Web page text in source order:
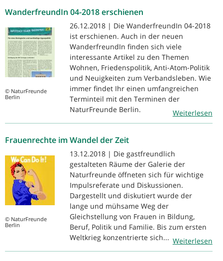
WanderfreundIn 04-2018 erschienen
© NaturFreunde
Berlin
26.12.2018 | Die WanderfreundIn 04-2018
ist erschienen. Auch in der neuen
WanderfreundIn finden sich viele
interessante Artikel zu den Themen
Wohnen, Friedenspolitik, Anti-Atom-Politik
und Neuigkeiten zum Verbandsleben. Wie
immer findet Ihr einen umfangreichen
Terminteil mit den Terminen der
NaturFreunde Berlin.
Weiterlesen
Frauenrechte im Wandel der Zeit
© NaturFreunde
Berlin
13.12.2018 | Die gastfreundlich
gestalteten Räume der Galerie der
Naturfreunde öffneten sich für wichtige
Impulsreferate und Diskussionen.
Dargestellt und diskutiert wurde der
lange und mühsame Weg der
Gleichstellung von Frauen in Bildung,
Beruf, Politik und Familie. Bis zum ersten
Weltkrieg konzentrierte sich... Weiterlesen